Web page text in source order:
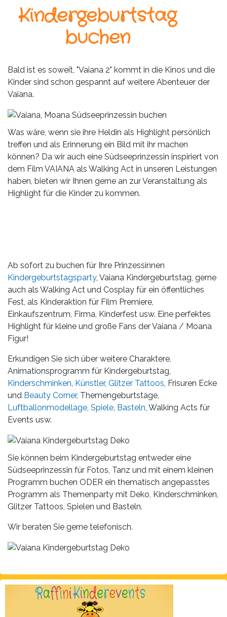
Über
Events
Videos
Referenzen
Blog
Jobs
Partner/Links
Kindergeburtstag
buchen
Bald ist es soweit, "Vaiana 2" kommt in die Kinos und die
Kinder sind schon gespannt auf weitere Abenteuer der
Vaiana.
Was wäre, wenn sie ihre Heldin als Highlight persönlich
treffen und als Erinnerung ein Bild mit ihr machen
können? Da wir auch eine Südseeprinzessin inspiriert von
dem Film VAIANA als Walking Act in unseren Leistungen
haben, bieten wir Ihnen gerne an zur Veranstaltung als
Highlight für die Kinder zu kommen.
Ab sofort zu buchen für Ihre Prinzessinnen
Kindergeburtstagsparty, Vaiana Kindergeburtstag, gerne
auch als Walking Act und Cosplay für ein öffentliches
Fest, als Kinderaktion für Film Premiere,
Einkaufszentrum, Firma, Kinderfest usw. Eine perfektes
Highlight für kleine und große Fans der Vaiana / Moana
Figur!
Erkundigen Sie sich über weitere Charaktere,
Animationsprogramm für Kindergeburtstag,
Kinderschminken, Künstler, Glitzer Tattoos, Frisuren Ecke
und Beauty Corner, Themengeburtstage,
Luftballonmodellage, Spiele, Basteln, Walking Acts für
Events usw.
Sie können beim Kindergeburtstag entweder eine
Südseeprinzessin für Fotos, Tanz und mit einem kleinen
Programm buchen ODER ein thematisch angepasstes
Programm als Themenparty mit Deko, Kinderschminken,
Glitzer Tattoos, Spielen und Basteln.
Wir beraten Sie gerne telefonisch.